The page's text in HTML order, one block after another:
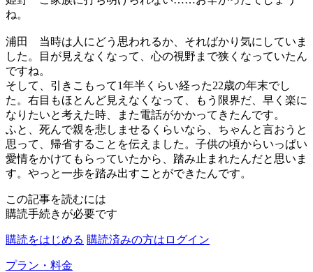
ね。
浦田
当時は人にどう思われるか、そればかり気にしていま
した。目が見えなくなって、心の視野まで狭くなっていたん
ですね。
そして、引きこもって1年半くらい経った22歳の年末でし
た。右目もほとんど見えなくなって、もう限界だ、早く楽に
なりたいと考えた時、また電話がかかってきたんです。
ふと、死んで親を悲しませるくらいなら、ちゃんと言おうと
思って、帰省することを伝えました。子供の頃からいっぱい
愛情をかけてもらっていたから、踏み止まれたんだと思いま
す。やっと一歩を踏み出すことができたんです。
この記事を読むには
購読手続きが必要です
購読をはじめる 購読済みの方はログイン
プラン・料金